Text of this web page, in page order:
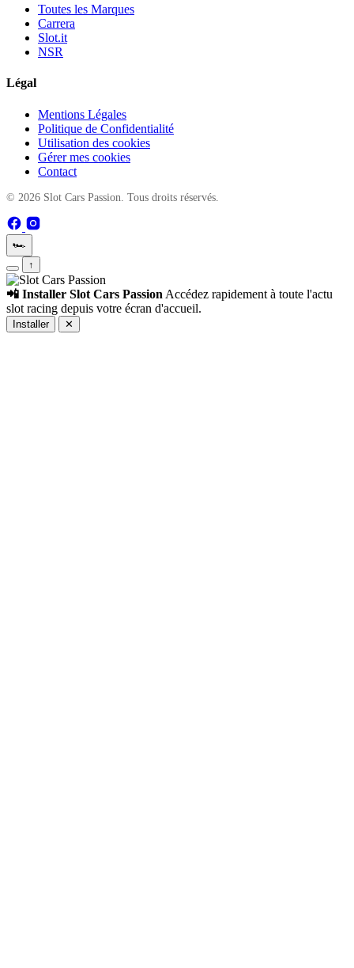
Toutes les Marques
Carrera
Slot.it
NSR
Légal
Mentions Légales
Politique de Confidentialité
Utilisation des cookies
Gérer mes cookies
Contact
© 2026 Slot Cars Passion. Tous droits réservés.
🏎️
↑
📲 Installer Slot Cars Passion Accédez rapidement à toute l'actu
slot racing depuis votre écran d'accueil.
Installer ✕